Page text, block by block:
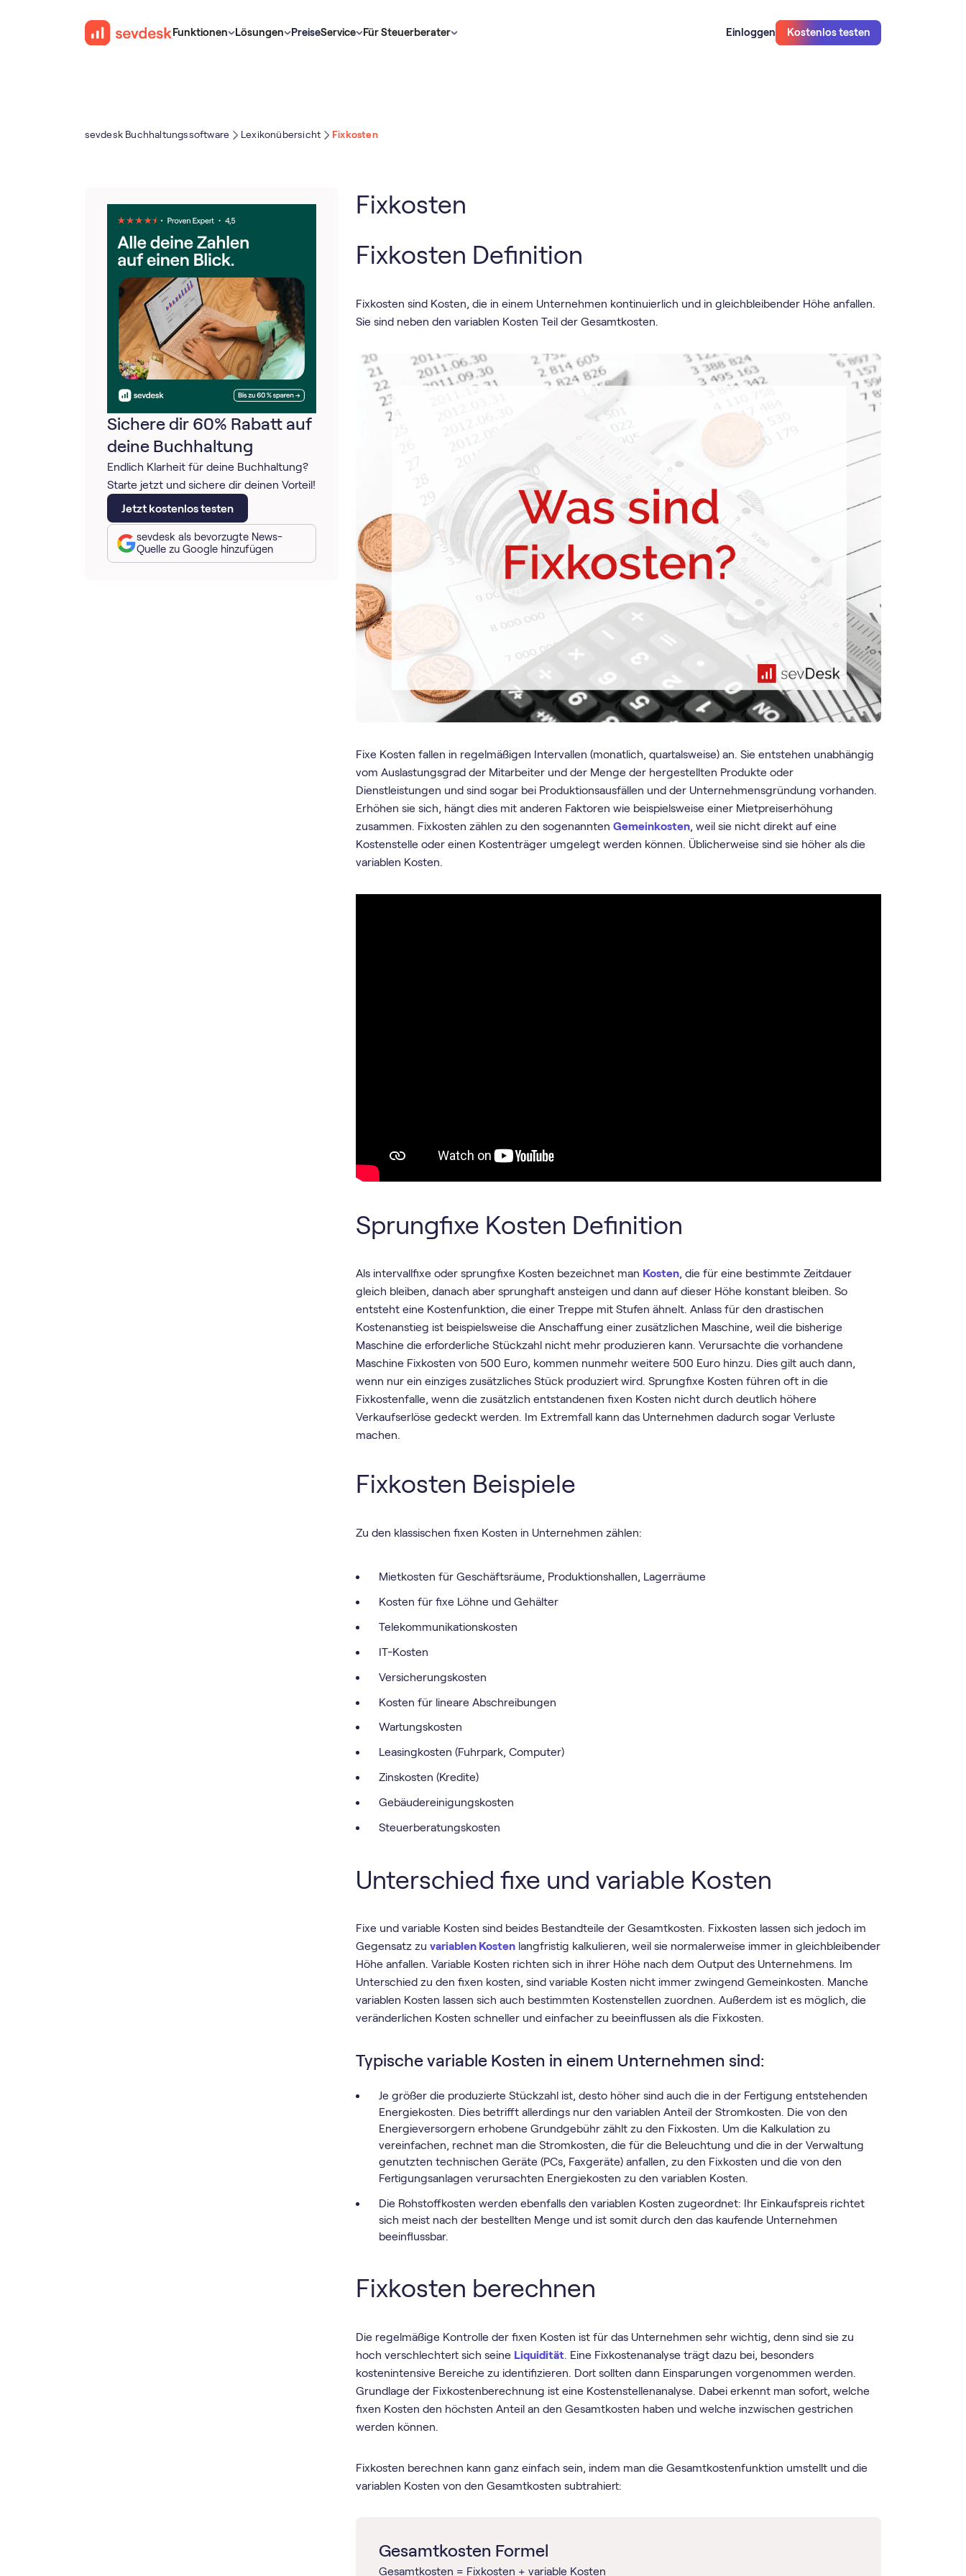
Funktionen Lösungen PreiseService Für Steuerberater Einloggen Kostenlos testen
sevdesk Buch­haltungs­software Lexikonübersicht Fixkosten
Sichere dir 60% Rabatt auf
deine Buchhaltung
Endlich Klarheit für deine Buchhaltung?
Starte jetzt und sichere dir deinen Vorteil!
Jetzt kostenlos testen
sevdesk als bevorzugte News-
Quelle zu Google hinzufügen
Fixkosten
Fixkosten Definition
Fixkosten sind Kosten, die in einem Unternehmen kontinuierlich und in gleichbleibender Höhe anfallen.
Sie sind neben den variablen Kosten Teil der Gesamtkosten.
Fixe Kosten fallen in regelmäßigen Intervallen (monatlich, quartalsweise) an. Sie entstehen unabhängig
vom Auslastungsgrad der Mitarbeiter und der Menge der hergestellten Produkte oder
Dienstleistungen und sind sogar bei Produktionsausfällen und der Unternehmensgründung vorhanden.
Erhöhen sie sich, hängt dies mit anderen Faktoren wie beispielsweise einer Mietpreiserhöhung
zusammen. Fixkosten zählen zu den sogenanntenGemeinkosten, weil sie nicht direkt auf eine
Kostenstelle oder einen Kostenträger umgelegt werden können. Üblicherweise sind sie höher als die
variablen Kosten.
Sprungfixe Kosten Definition
Als intervallfixe oder sprungfixe Kosten bezeichnet man Kosten, die für eine bestimmte Zeitdauer
gleich bleiben, danach aber sprunghaft ansteigen und dann auf dieser Höhe konstant bleiben. So
entsteht eine Kostenfunktion, die einer Treppe mit Stufen ähnelt. Anlass für den drastischen
Kostenanstieg ist beispielsweise die Anschaffung einer zusätzlichen Maschine, weil die bisherige
Maschine die erforderliche Stückzahl nicht mehr produzieren kann. Verursachte die vorhandene
Maschine Fixkosten von 500 Euro, kommen nunmehr weitere 500 Euro hinzu. Dies gilt auch dann,
wenn nur ein einziges zusätzliches Stück produziert wird. Sprungfixe Kosten führen oft in die
Fixkostenfalle, wenn die zusätzlich entstandenen fixen Kosten nicht durch deutlich höhere
Verkaufserlöse gedeckt werden. Im Extremfall kann das Unternehmen dadurch sogar Verluste
machen.
Fixkosten Beispiele
Zu den klassischen fixen Kosten in Unternehmen zählen:
Mietkosten für Geschäftsräume, Produktionshallen, Lagerräume
Kosten für fixe Löhne und Gehälter
Telekommunikationskosten
IT-Kosten
Versicherungskosten
Kosten für lineare Abschreibungen
Wartungskosten
Leasingkosten (Fuhrpark, Computer)
Zinskosten (Kredite)
Gebäudereinigungskosten
Steuerberatungskosten
Unterschied fixe und variable Kosten
Fixe und variable Kosten sind beides Bestandteile der Gesamtkosten. Fixkosten lassen sich jedoch im
Gegensatz zuvariablen Kosten langfristig kalkulieren, weil sie normalerweise immer in gleichbleibender
Höhe anfallen. Variable Kosten richten sich in ihrer Höhe nach dem Output des Unternehmens. Im
Unterschied zu den fixen kosten, sind variable Kosten nicht immer zwingend Gemeinkosten. Manche
variablen Kosten lassen sich auch bestimmten Kostenstellen zuordnen. Außerdem ist es möglich, die
veränderlichen Kosten schneller und einfacher zu beeinflussen als die Fixkosten.
Typische variable Kosten in einem Unternehmen sind:
Je größer die produzierte Stückzahl ist, desto höher sind auch die in der Fertigung entstehenden
Energiekosten. Dies betrifft allerdings nur den variablen Anteil der Stromkosten. Die von den
Energieversorgern erhobene Grundgebühr zählt zu den Fixkosten. Um die Kalkulation zu
vereinfachen, rechnet man die Stromkosten, die für die Beleuchtung und die in der Verwaltung
genutzten technischen Geräte (PCs, Faxgeräte) anfallen, zu den Fixkosten und die von den
Fertigungsanlagen verursachten Energiekosten zu den variablen Kosten.
Die Rohstoffkosten werden ebenfalls den variablen Kosten zugeordnet: Ihr Einkaufspreis richtet
sich meist nach der bestellten Menge und ist somit durch den das kaufende Unternehmen
beeinflussbar.
Fixkosten berechnen
Die regelmäßige Kontrolle der fixen Kosten ist für das Unternehmen sehr wichtig, denn sind sie zu
hoch verschlechtert sich seine Liquidität. Eine Fixkostenanalyse trägt dazu bei, besonders
kostenintensive Bereiche zu identifizieren. Dort sollten dann Einsparungen vorgenommen werden.
Grundlage der Fixkostenberechnung ist eine Kostenstellenanalyse. Dabei erkennt man sofort, welche
fixen Kosten den höchsten Anteil an den Gesamtkosten haben und welche inzwischen gestrichen
werden können.
Fixkosten berechnen kann ganz einfach sein, indem man die Gesamtkostenfunktion umstellt und die
variablen Kosten von den Gesamtkosten subtrahiert:
Gesamtkosten Formel
Gesamtkosten = Fixkosten + variable Kosten